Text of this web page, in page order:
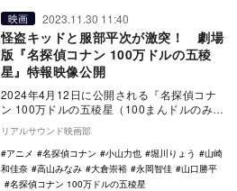
映画 2023.11.30 11:40
怪盗キッドと服部平次が激突！ 劇場
版『名探偵コナン 100万ドルの五稜
星』特報映像公開
2024年4月12日に公開される『名探偵コナ
ン 100万ドルの五稜星（100まんドルのみち
しるべ）』の特報映像とあらすじが公開
さ…
リアルサウンド映画部
アニメ
名探偵コナン 小山力也 堀川りょう
山崎
和佳奈
高山みなみ 大倉崇裕 永岡智佳
山口勝平
名探偵コナン 100万ドルの五稜星